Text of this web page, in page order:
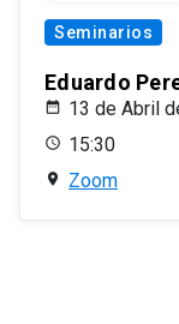
Seminarios
Eduardo
13 de Abril
15:30
Zoom